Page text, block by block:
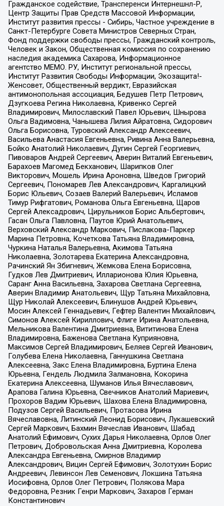
Гражданское содействие, Трансперенси Интернешнл-Р,
Центр Защиты Прав Средств Массовой Информации,
Институт развития прессы - Сибирь, Частное учреждение в
Санкт-Петербурге Совета Министров Северных Стран,
Фонд поддержки свободы прессы, Гражданский контроль,
Человек и Закон, Общественная комиссия по сохранению
наследия академика Сахарова, Информационное
агентство МЕМО. РУ, Институт региональной прессы,
Институт Развития Свободы Информации, Экозащита!-
Женсовет, Общественный вердикт, Евразийская
антимонопольная ассоциация, Бедушев Петр Петрович,
Дзугкоева Регина Николаевна, Кривенко Сергей
Владимирович, Милославский Павел Юрьевич, Шнырова
Ольга Вадимовна, Чанышева Лилия Айратовна, Сидорович
Ольга Борисовна, Туровский Александр Алексеевич,
Васильева Анастасия Евгеньевна, Ривина Анна Валерьевна,
Бойко Анатолий Николаевич, Дугин Сергей Георгиевич,
Пивоваров Андрей Сергеевич, Аверин Виталий Евгеньевич,
Барахоев Магомед Бекханович, Шарипков Олег
Викторович, Мошель Ирина Ароновна, Шведов Григорий
Сергеевич, Пономарев Лев Александрович, Каргалицкий
Борис Юльевич, Созаев Валерий Валерьевич, Исламов
Тимур Рифгатович, Романова Ольга Евгеньевна, Щаров
Сергей Алексадрович, Цирульников Борис Альбертович,
Гасан Ольга Павловна, Паутов Юрий Анатольевич,
Верховский Александр Маркович, Пислакова-Паркер
Марина Петровна, Кочеткова Татьяна Владимировна,
Чуркина Наталья Валерьевна, Акимова Татьяна
Николаевна, Золотарева Екатерина Александровна,
Рачинский Ян Збигневич, Жемкова Елена Борисовна,
Гудков Лев Дмитриевич, Илларионова Юлия Юрьевна,
Саранг Анна Васильевна, Захарова Светлана Сергеевна,
Аверин Владимир Анатольевич, Щур Татьяна Михайловна,
Щур Николай Алексеевич, Блинушов Андрей Юрьевич,
Мосин Алексей Геннадьевич, Гефтер Валентин Михайлович,
Симонов Алексей Кириллович, Флиге Ирина Анатольевна,
Мельникова Валентина Дмитриевна, Вититинова Елена
Владимировна, Баженова Светлана Куприяновна,
Максимов Сергей Владимирович, Беляев Сергей Иванович,
Голубева Елена Николаевна, Ганнушкина Светлана
Алексеевна, Закс Елена Владимировна, Буртина Елена
Юрьевна, Гендель Людмила Залмановна, Кокорина
Екатерина Алексеевна, Шуманов Илья Вячеславович,
Арапова Галина Юрьевна, Свечников Анатолий Мариевич,
Прохоров Вадим Юрьевич, Шахова Елена Владимировна,
Подузов Сергей Васильевич, Протасова Ирина
Вячеславовна, Литинский Леонид Борисович, Лукашевский
Сергей Маркович, Бахмин Вячеслав Иванович, Шабад
Анатолий Ефимович, Сухих Дарья Николаевна, Орлов Олег
Петрович, Добровольская Анна Дмитриевна, Королева
Александра Евгеньевна, Смирнов Владимир
Александрович, Вицин Сергей Ефимович, Золотухин Борис
Андреевич, Левинсон Лев Семенович, Локшина Татьяна
Иосифовна, Орлов Олег Петрович, Полякова Мара
Федоровна, Резник Генри Маркович, Захаров Герман
Константинович